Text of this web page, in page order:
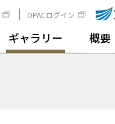
OPACログイン
ギャラリー 概要